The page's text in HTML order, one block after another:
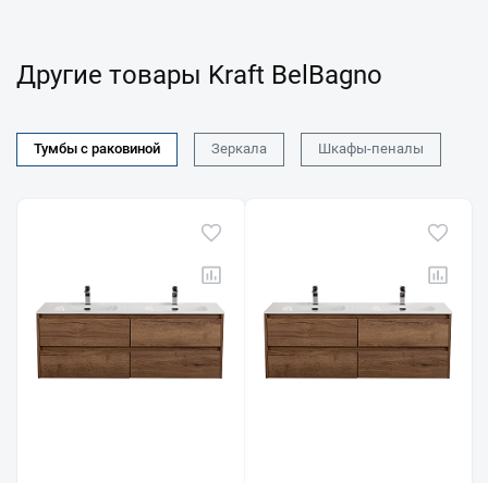
Другие товары Kraft BelBagno
Тумбы с раковиной Зеркала Шкафы-пеналы